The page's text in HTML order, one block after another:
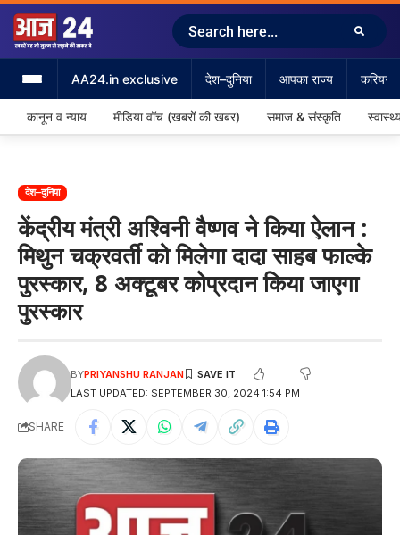
AA24.in exclusive देश–दुनिया आपका राज्य करियर
कानून व न्याय मीडिया वॉच (खबरों की खबर) समाज & संस्कृति
देश–दुनिया
केंद्रीय मंत्री अश्विनी वैष्णव ने किया ऐलान :
मिथुन चक्रवर्ती को मिलेगा दादा साहब फाल्के
पुरस्कार, 8 अक्टूबर कोप्रदान किया जाएगा
पुरस्कार
LAST UPDATED: SEPTEMBER 30, 2024 1:54 PM
BYPRIYANSHU RANJAN
SHARE